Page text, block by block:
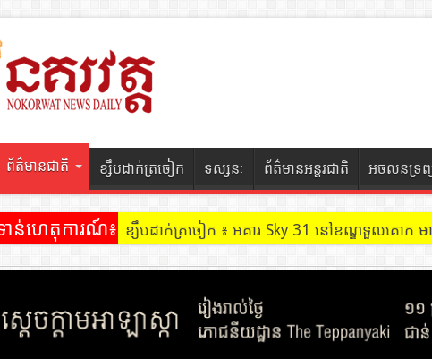
ព័ត៌មានជាតិ ខ្សឹបដាក់ត្រចៀក ទស្សនៈ ព័ត៌មានអន្តរជាតិ អចលនទ្រព្
ាន់ហេតុការណ៍៖ ខ្សឹបដាក់ត្រចៀក ៖ អគារ Sky 31 នៅខណ្ឌទួលគោក